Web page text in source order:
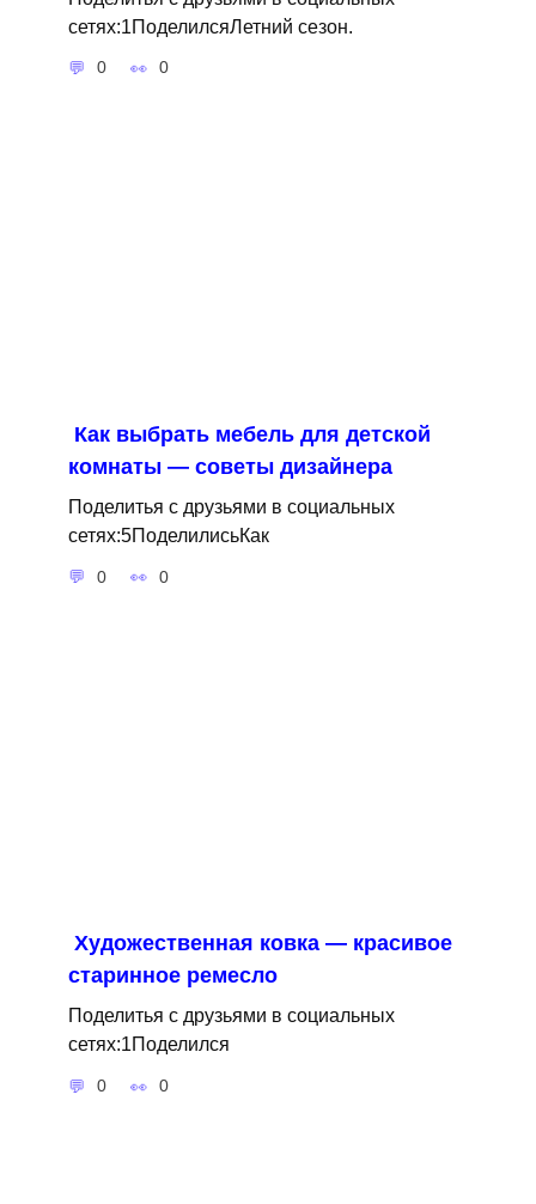
сетях:1ПоделилсяЛетний сезон.
0 0
Как выбрать мебель для детской
комнаты — советы дизайнера
Поделитья с друзьями в социальных
сетях:5ПоделилисьКак
0 0
Художественная ковка — красивое
старинное ремесло
Поделитья с друзьями в социальных
сетях:1Поделился
0 0